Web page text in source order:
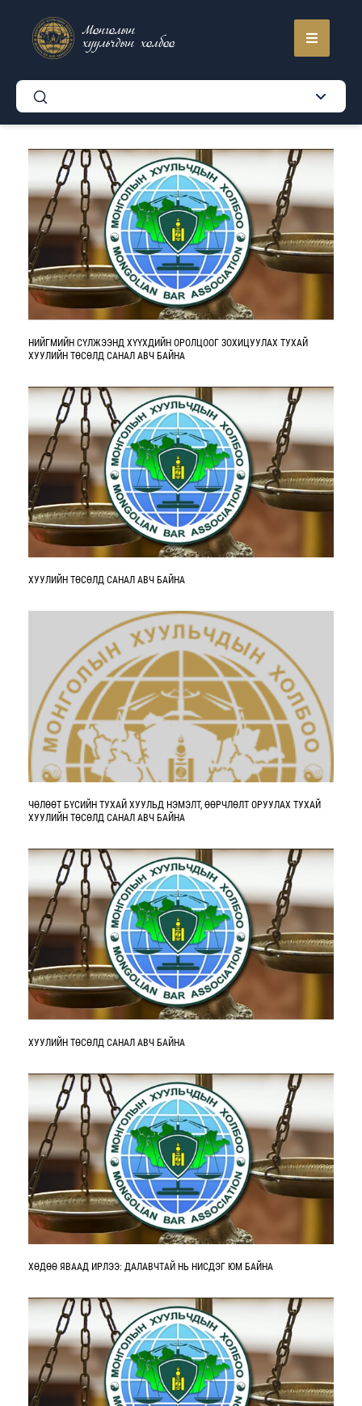
Монголын
хуульчдын холбоо
НИЙГМИЙН СҮЛЖЭЭНД ХҮҮХДИЙН ОРОЛЦООГ ЗОХИЦУУЛАХ ТУХАЙ
ХУУЛИЙН ТӨСӨЛД САНАЛ АВЧ БАЙНА
ХУУЛИЙН ТӨСӨЛД САНАЛ АВЧ БАЙНА
ЧӨЛӨӨТ БҮСИЙН ТУХАЙ ХУУЛЬД НЭМЭЛТ, ӨӨРЧЛӨЛТ ОРУУЛАХ ТУХАЙ
ХУУЛИЙН ТӨСӨЛД САНАЛ АВЧ БАЙНА
ХУУЛИЙН ТӨСӨЛД САНАЛ АВЧ БАЙНА
ХӨДӨӨ ЯВААД ИРЛЭЭ: ДАЛАВЧТАЙ НЬ НИСДЭГ ЮМ БАЙНА